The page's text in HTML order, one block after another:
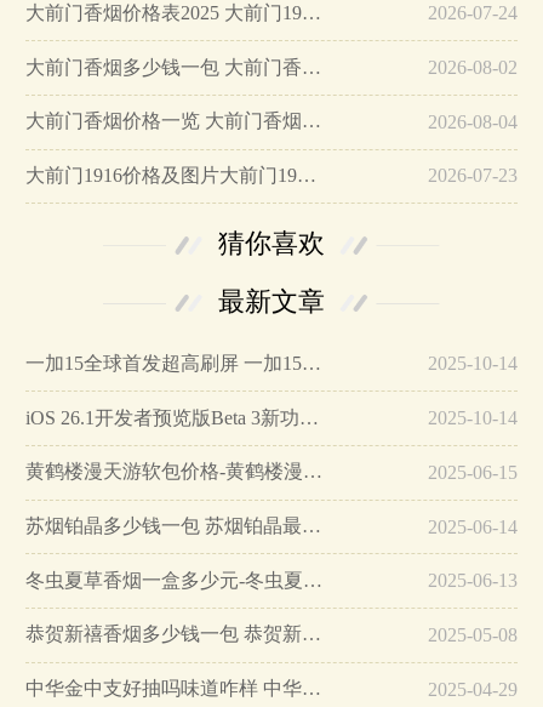
大前门香烟价格表2025 大前门1916多少钱一包… 2026-07-24
大前门香烟多少钱一包 大前门香烟价格表大全… 2026-08-02
大前门香烟价格一览 大前门香烟1916怎么样… 2026-08-04
大前门1916价格及图片大前门1916软短怎么样… 2026-07-23
猜你喜欢
最新文章
一加15全球首发超高刷屏 一加15参数详细配置… 2025-10-14
iOS 26.1开发者预览版Beta 3新功能详解… 2025-10-14
黄鹤楼漫天游软包价格-黄鹤楼漫天游软包多少钱一盒… 2025-06-15
苏烟铂晶多少钱一包 苏烟铂晶最新价格… 2025-06-14
冬虫夏草香烟一盒多少元-冬虫夏草香烟一盒多少元2025最新价格… 2025-06-13
恭贺新禧香烟多少钱一包 恭贺新禧香烟价格表和图片… 2025-05-08
中华金中支好抽吗味道咋样 中华金中支口感特点介绍… 2025-04-29